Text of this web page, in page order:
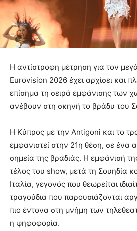
Η αντίστροφη μέτρηση για τον
Eurovision 2026 έχει αρχίσει και
επίσημα τη σειρά εμφάνισης των
ανέβουν στη σκηνή το βράδυ του
Η Κύπρος με την Antigoni και το
εμφανιστεί στην 21η θέση, σε ένα
σημεία της βραδιάς. Η εμφάνισή
τέλος του show, μετά τη Σουηδία
Ιταλία, γεγονός που θεωρείται
τραγούδια που παρουσιάζονται
πιο έντονα στη μνήμη των
η ψηφοφορία.